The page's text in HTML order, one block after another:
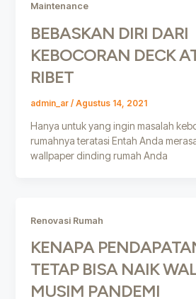
Maintenance
BEBASKAN DIRI DARI
KEBOCORAN DECK
RIBET
admin_ar / Agustus 14, 2021
Hanya untuk yang ingin masalah
rumahnya teratasi Entah Anda
wallpaper dinding rumah Anda
Renovasi Rumah
KENAPA
TETAP BISA NAIK
MUSIM PANDEMI